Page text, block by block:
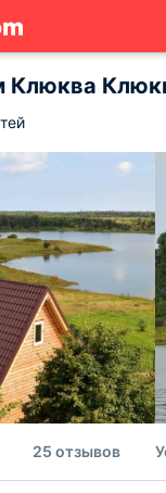
Клюква
25 отзывов